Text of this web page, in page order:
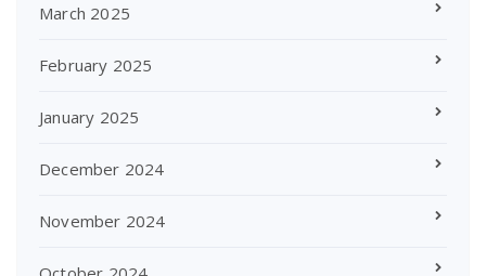
March 2025
February 2025
January 2025
December 2024
November 2024